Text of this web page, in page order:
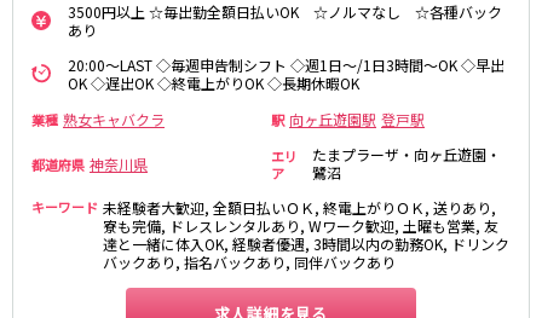
3500円以上 ☆毎出勤全額日払いOK ☆ノルマなし ☆各種バック
あり
20:00～LAST ◇毎週申告制シフト ◇週1日～/1日3時間～OK ◇早出
OK ◇遅出OK ◇終電上がりOK ◇長期休暇OK
業種 熟女キャバクラ 駅 向ヶ丘遊園駅 登戸駅
都道府県 神奈川県
エリ
ア
たまプラーザ・向ヶ丘遊園・
鷺沼
キーワード 未経験者大歓迎, 全額日払いＯＫ, 終電上がりＯＫ, 送りあり,
寮も完備, ドレスレンタルあり, Wワーク歓迎, 土曜も営業, 友
達と一緒に体入OK, 経験者優遇, 3時間以内の勤務OK, ドリンク
バックあり, 指名バックあり, 同伴バックあり
熊谷
川口
春日部
南浦和
蕨
上尾
坂戸・東松山
千葉県
船橋
市川・浦安
JR山手線
新橋駅
池袋駅
秋葉原駅
神田駅
五反田駅
恵比寿駅
品川駅
日暮里駅
駒込駅
大塚駅
高田馬場駅
巣鴨駅